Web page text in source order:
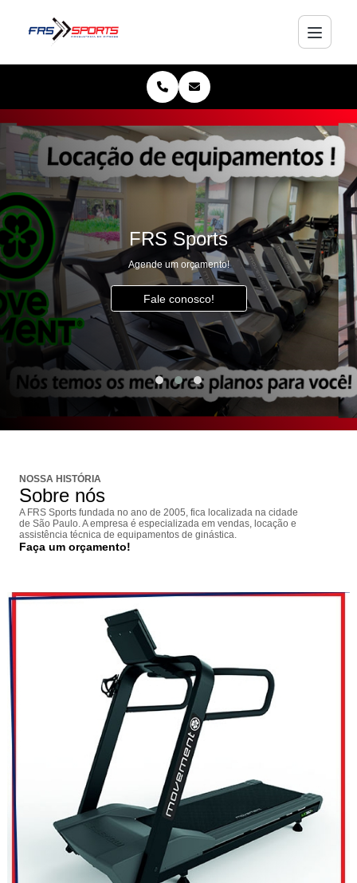
FRS Sports
Agende um orçamento!
Fale conosco!
NOSSA HISTÓRIA
Sobre nós
A FRS Sports fundada no ano de 2005, fica localizada na cidade
de São Paulo. A empresa é especializada em vendas, locação e
assistência técnica de equipamentos de ginástica.
Faça um orçamento!